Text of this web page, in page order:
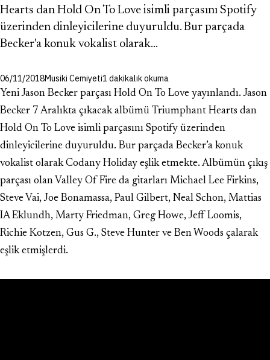
Hearts dan Hold On To Love isimli parçasını Spotify
üzerinden dinleyicilerine duyuruldu. Bur parçada
Becker'a konuk vokalist olarak…
06/11/2018Musiki Cemiyeti1 dakikalık okuma
Yeni Jason Becker parçası Hold On To Love yayınlandı. Jason
Becker 7 Aralıkta çıkacak albümü Triumphant Hearts dan
Hold On To Love isimli parçasını Spotify üzerinden
dinleyicilerine duyuruldu. Bur parçada Becker’a konuk
vokalist olarak Codany Holiday eşlik etmekte. Albümün çıkış
parçası olan Valley Of Fire da gitarları Michael Lee Firkins,
Steve Vai, Joe Bonamassa, Paul Gilbert, Neal Schon, Mattias
IA Eklundh, Marty Friedman, Greg Howe, Jeff Loomis,
Richie Kotzen, Gus G., Steve Hunter ve Ben Woods çalarak
eşlik etmişlerdi.